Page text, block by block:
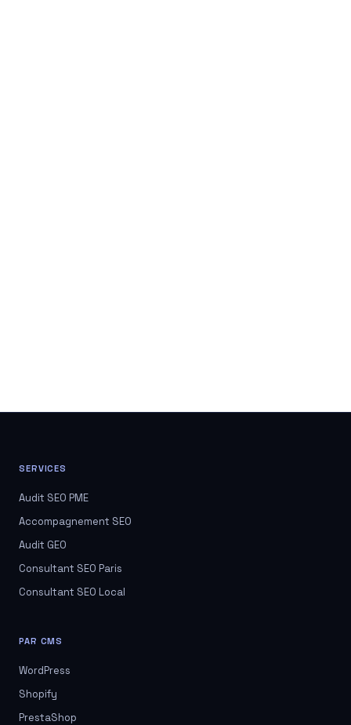
SERVICES
Audit SEO PME
Accompagnement SEO
Audit GEO
Consultant SEO Paris
Consultant SEO Local
PAR CMS
WordPress
Shopify
PrestaShop